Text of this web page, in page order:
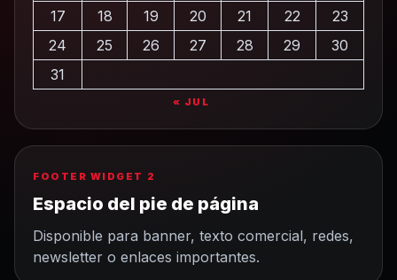
17
18 19 20 21 22
23
24
25 26 27 28 29
30
31
« JUL
FOOTER WIDGET 2
Espacio del pie de página
Disponible para banner, texto comercial, redes,
newsletter o enlaces importantes.